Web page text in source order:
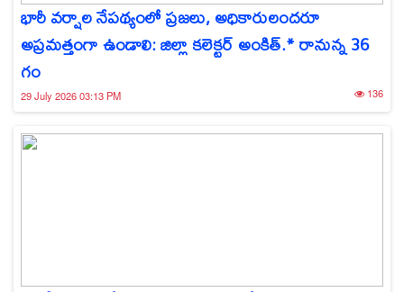
భారీ వర్షాల నేపథ్యంలో ప్రజలు, అధికారులందరూ
అప్రమత్తంగా ఉండాలి: జిల్లా కలెక్టర్ అంకిత్.* రానున్న 36
గం
29 July 2026 03:13 PM 136